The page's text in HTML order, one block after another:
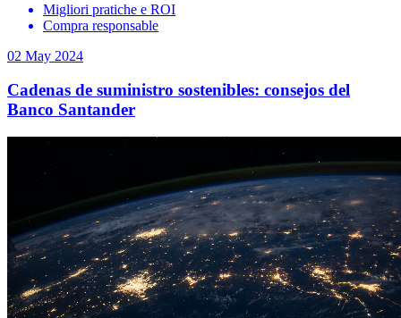
Migliori pratiche e ROI
Compra responsable
02 May 2024
Cadenas de suministro sostenibles: consejos del
Banco Santander